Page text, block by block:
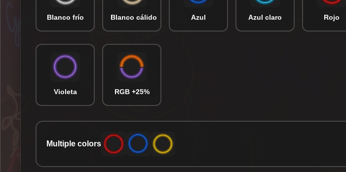
Blanco frío Blanco cálido Azul Azul claro Rojo
Violeta RGB +25%
Multiple colors